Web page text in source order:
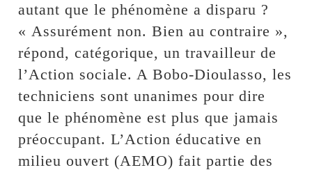
autant que le phénomène a disparu ?
« Assurément non. Bien au contraire »,
répond, catégorique, un travailleur de
l’Action sociale. A Bobo-Dioulasso, les
techniciens sont unanimes pour dire
que le phénomène est plus que jamais
préoccupant. L’Action éducative en
milieu ouvert (AEMO) fait partie des